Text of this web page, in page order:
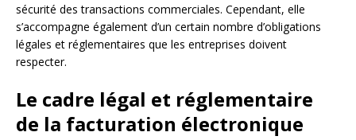
sécurité des transactions commerciales. Cependant, elle
s’accompagne également d’un certain nombre d’obligations
légales et réglementaires que les entreprises doivent
respecter.
Le cadre légal et réglementaire
de la facturation électronique